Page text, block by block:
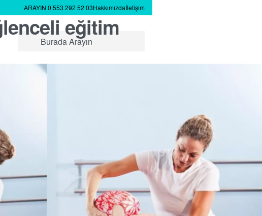
ARAYIN 0 553 292 52 03Hakkımızdaİletişim
eğitim